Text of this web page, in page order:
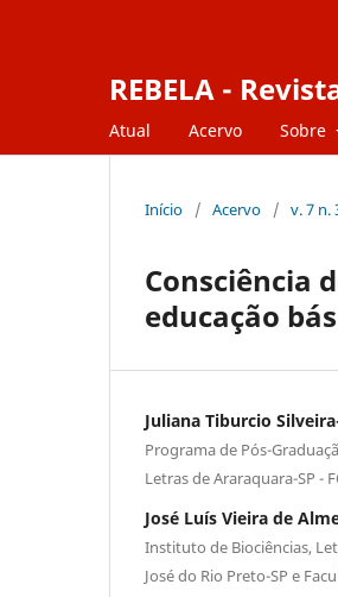
REBELA -
Atual Acervo Sobre
Início / Acervo / v. 7 n.
Consciência
educação
Juliana Tiburcio
Programa de Pós-
Letras de Araraquara-SP -
José Luís Vieira de
Instituto de Biociências,
José do Rio Preto-SP e